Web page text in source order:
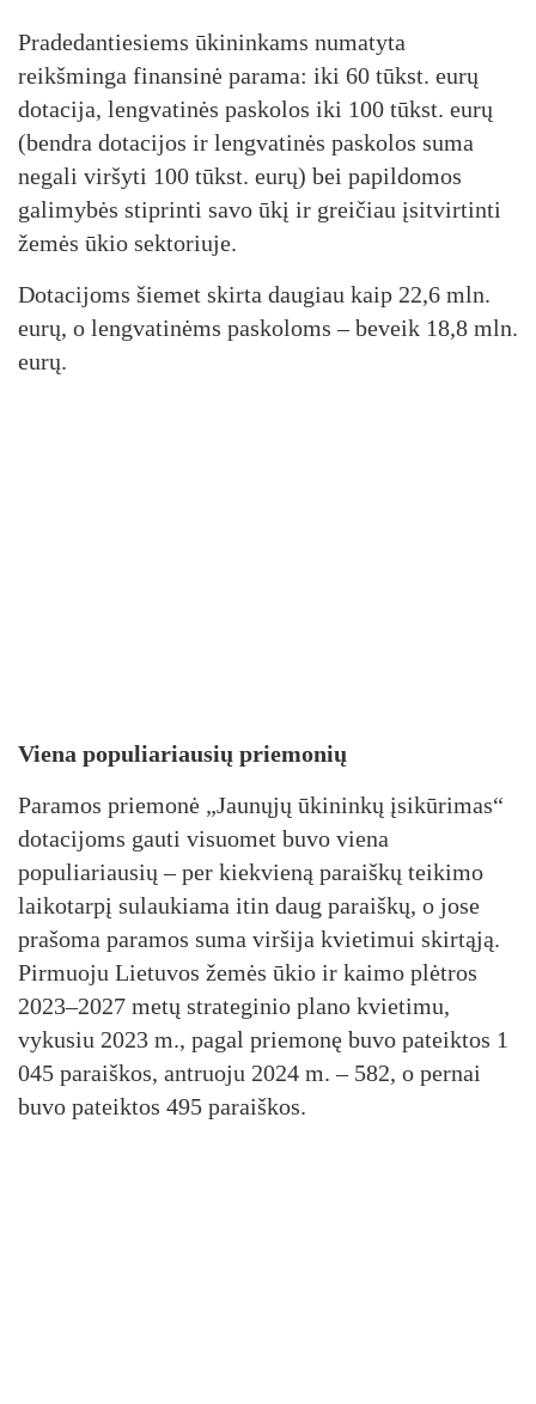
Pradedantiesiems ūkininkams numatyta
reikšminga finansinė parama: iki 60 tūkst. eurų
dotacija, lengvatinės paskolos iki 100 tūkst. eurų
(bendra dotacijos ir lengvatinės paskolos suma
negali viršyti 100 tūkst. eurų) bei papildomos
galimybės stiprinti savo ūkį ir greičiau įsitvirtinti
žemės ūkio sektoriuje.
Dotacijoms šiemet skirta daugiau kaip 22,6 mln.
eurų, o lengvatinėms paskoloms – beveik 18,8 mln.
eurų.
Viena populiariausių priemonių
Paramos priemonė „Jaunųjų ūkininkų įsikūrimas“
dotacijoms gauti visuomet buvo viena
populiariausių – per kiekvieną paraiškų teikimo
laikotarpį sulaukiama itin daug paraiškų, o jose
prašoma paramos suma viršija kvietimui skirtąją.
Pirmuoju Lietuvos žemės ūkio ir kaimo plėtros
2023–2027 metų strateginio plano kvietimu,
vykusiu 2023 m., pagal priemonę buvo pateiktos 1
045 paraiškos, antruoju 2024 m. – 582, o pernai
buvo pateiktos 495 paraiškos.